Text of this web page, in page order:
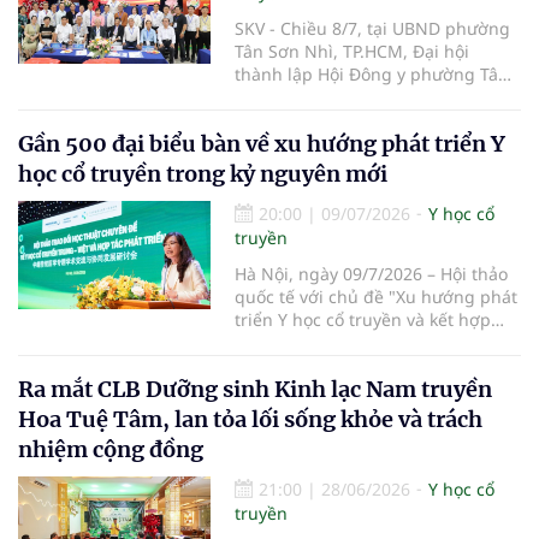
SKV - Chiều 8/7, tại UBND phường
Tân Sơn Nhì, TP.HCM, Đại hội
thành lập Hội Đông y phường Tân
kiện toàn tổ chức Hội Đông y tại cơ
sở, góp phần phát huy vai trò y học
cổ truyền trong chăm sóc sức khỏe
nhân dân.
Gần 500 đại biểu bàn về xu hướng phát triển Y
học cổ truyền trong kỷ nguyên mới
20:00 | 09/07/2026
Y học cổ
truyền
Hà Nội, ngày 09/7/2026 – Hội thảo
quốc tế với chủ đề "Xu hướng phát
triển Y học cổ truyền và kết hợp
– Dược Phenikaa. Sự kiện do Đại
học Phenikaa tổ chức, quy tụ gần
500 đại biểu là đại diện các cơ
viện cùng đông đảo chuyên gia,
nhà khoa học, bác sĩ và giảng viên
hàng đầu trong nước và quốc tế.
Ra mắt CLB Dưỡng sinh Kinh lạc Nam truyền
Hoa Tuệ Tâm, lan tỏa lối sống khỏe và trách
nhiệm cộng đồng
21:00 | 28/06/2026
Y học cổ
truyền